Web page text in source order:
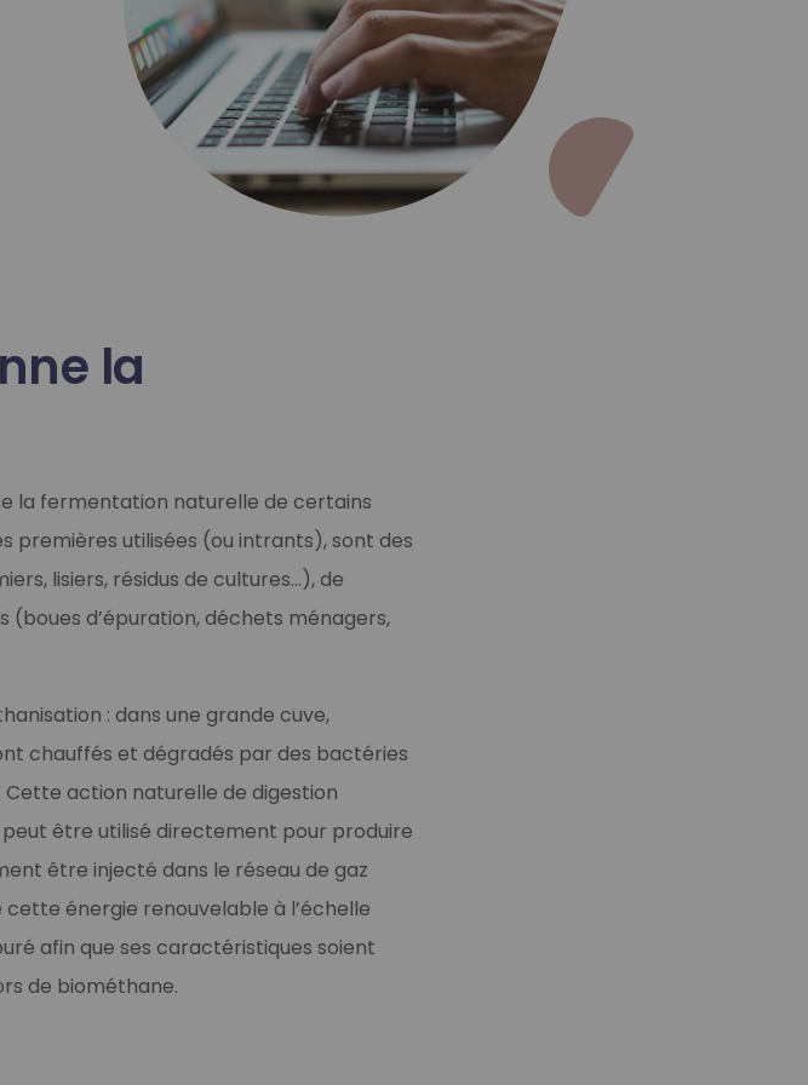
un projet de méthanisation ? Nous pouvons vous aider à trouver la solution la plus
la
la fermentation naturelle de certains
premières utilisées (ou intrants), sont des
lisiers, résidus de cultures…), de
(boues d’épuration, déchets ménagers,
: dans une grande cuve,
chauffés et dégradés par des bactéries
action naturelle de digestion
être utilisé directement pour produire
être injecté dans le réseau de gaz
énergie renouvelable à l’échelle
afin que ses caractéristiques soient
de biométhane.